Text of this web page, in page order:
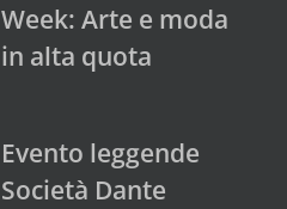
Week: Arte e moda
in alta quota
Evento leggende
Società Dante